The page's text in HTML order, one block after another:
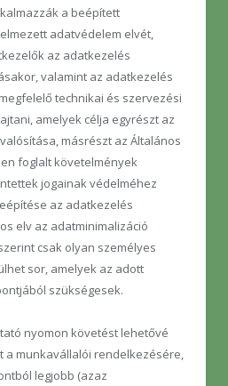
a beépített
adatvédelem elvét,
az adatkezelés
valamint az adatkezelés
technikai és szervezési
amelyek célja egyrészt az
másrészt az Általános
foglalt követelmények
jogainak védelméhez
az adatkezelés
elv az adatminimalizáció
csak olyan személyes
sor, amelyek az adott
szükségesek.
nyomon követést lehetővé
a munkavállalói rendelkezésére,
legjobb (azaz